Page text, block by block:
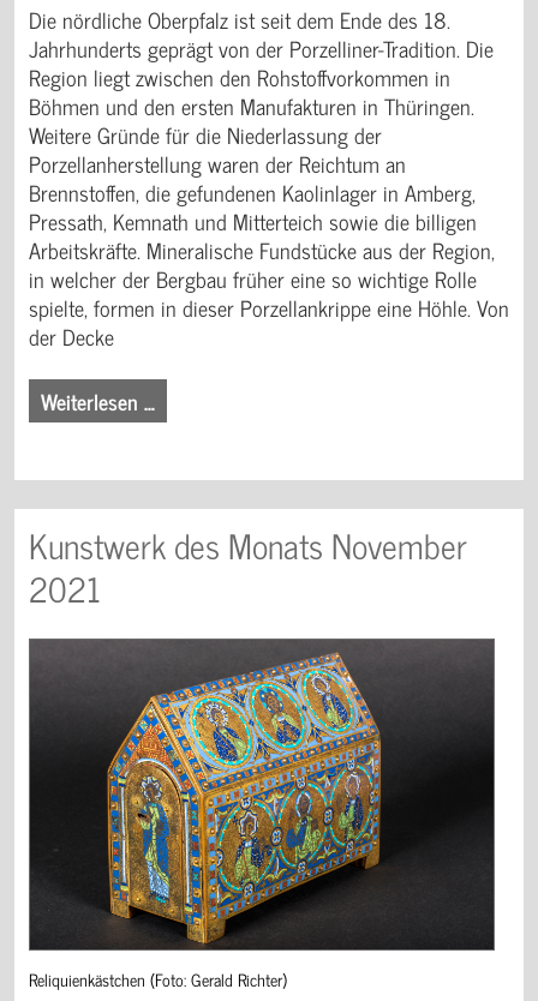
Die nördliche Oberpfalz ist seit dem Ende des 18.
Jahrhunderts geprägt von der Porzelliner-Tradition. Die
Region liegt zwischen den Rohstoffvorkommen in
Böhmen und den ersten Manufakturen in Thüringen.
Weitere Gründe für die Niederlassung der
Porzellanherstellung waren der Reichtum an
Brennstoffen, die gefundenen Kaolinlager in Amberg,
Pressath, Kemnath und Mitterteich sowie die billigen
Arbeitskräfte. Mineralische Fundstücke aus der Region,
in welcher der Bergbau früher eine so wichtige Rolle
spielte, formen in dieser Porzellankrippe eine Höhle. Von
der Decke
Weiterlesen …
Kunstwerk des Monats November
2021
Reliquienkästchen (Foto: Gerald Richter)